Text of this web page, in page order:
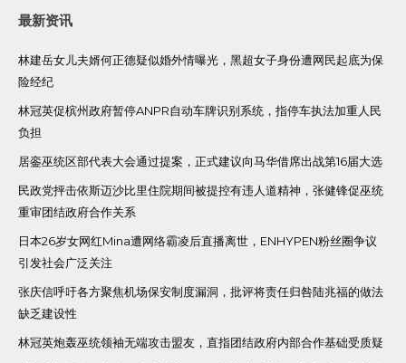
最新资讯
林建岳女儿夫婿何正德疑似婚外情曝光，黑超女子身份遭网民起底为保
险经纪
林冠英促槟州政府暂停ANPR自动车牌识别系统，指停车执法加重人民
负担
居銮巫统区部代表大会通过提案，正式建议向马华借席出战第16届大选
民政党抨击依斯迈沙比里住院期间被提控有违人道精神，张健锋促巫统
重审团结政府合作关系
日本26岁女网红Mina遭网络霸凌后直播离世，ENHYPEN粉丝圈争议
引发社会广泛关注
张庆信呼吁各方聚焦机场保安制度漏洞，批评将责任归咎陆兆福的做法
缺乏建设性
林冠英炮轰巫统领袖无端攻击盟友，直指团结政府内部合作基础受质疑